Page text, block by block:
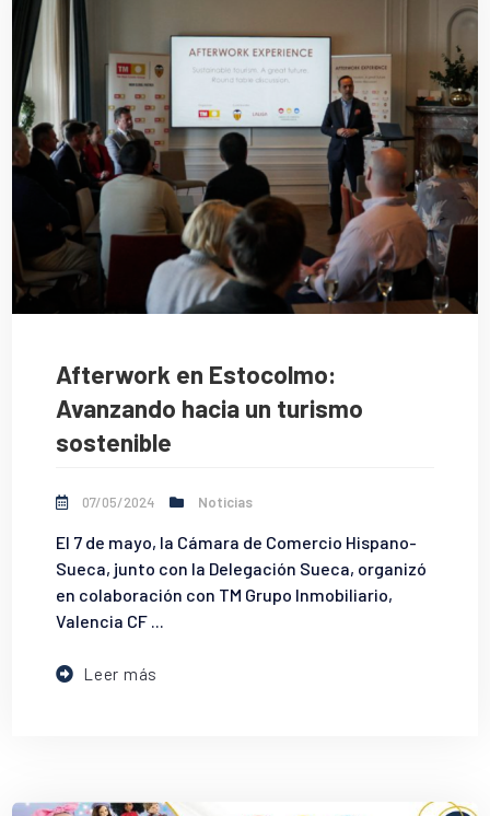
Afterwork en Estocolmo:
Avanzando hacia un turismo
sostenible
07/05/2024 Noticias
El 7 de mayo, la Cámara de Comercio Hispano-
Sueca, junto con la Delegación Sueca, organizó
en colaboración con TM Grupo Inmobiliario,
Valencia CF ...
Leer más